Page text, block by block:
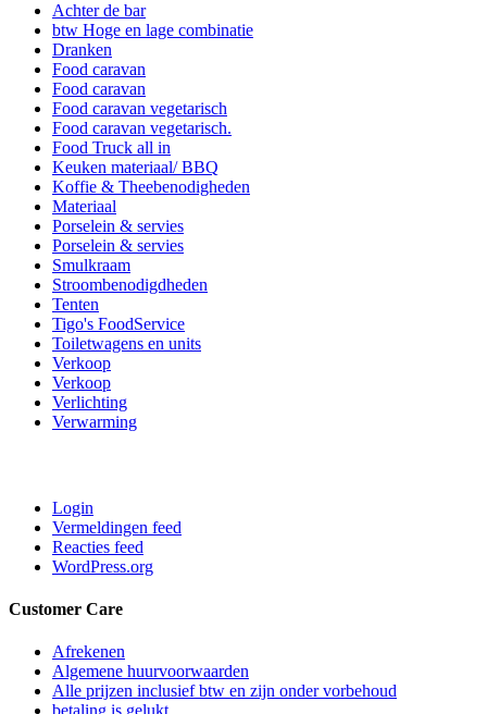
Achter de bar
btw Hoge en lage combinatie
Dranken
Food caravan
Food caravan
Food caravan vegetarisch
Food caravan vegetarisch.
Food Truck all in
Keuken materiaal/ BBQ
Koffie & Theebenodigheden
Materiaal
Porselein & servies
Porselein & servies
Smulkraam
Stroombenodigdheden
Tenten
Tigo's FoodService
Toiletwagens en units
Verkoop
Verkoop
Verlichting
Verwarming
Login
Vermeldingen feed
Reacties feed
WordPress.org
Customer Care
Afrekenen
Algemene huurvoorwaarden
Alle prijzen inclusief btw en zijn onder vorbehoud